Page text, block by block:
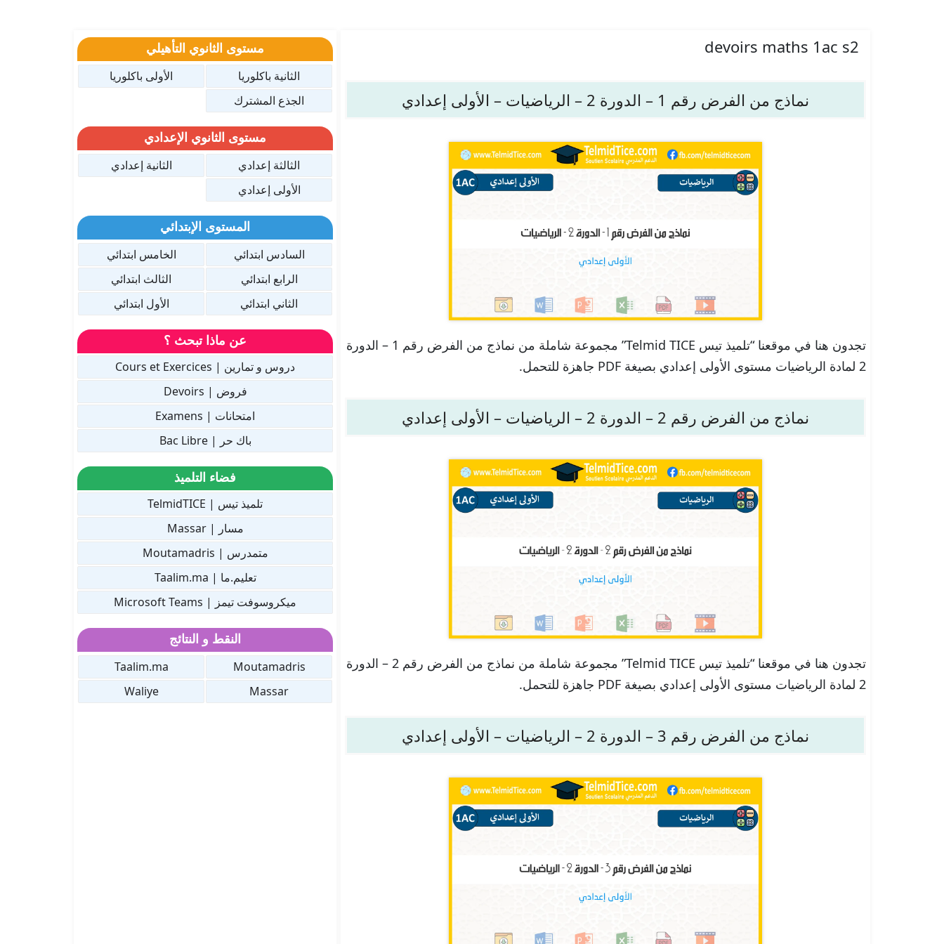
devoirs maths 1ac s2
نماذج من الفرض رقم 1 – الدورة 2 – الرياضيات – الأولى إعدادي
تجدون هنا في موقعنا “تلميذ تيس Telmid TICE” مجموعة شاملة من نماذج من الفرض رقم 1 – الدورة
2 لمادة الرياضيات مستوى الأولى إعدادي بصيغة PDF جاهزة للتحمل.
نماذج من الفرض رقم 2 – الدورة 2 – الرياضيات – الأولى إعدادي
تجدون هنا في موقعنا “تلميذ تيس Telmid TICE” مجموعة شاملة من نماذج من الفرض رقم 2 – الدورة
2 لمادة الرياضيات مستوى الأولى إعدادي بصيغة PDF جاهزة للتحمل.
نماذج من الفرض رقم 3 – الدورة 2 – الرياضيات – الأولى إعدادي
مستوى الثانوي التأهيلي
الثانية باكلوريا
الأولى باكلوريا
الجذع المشترك
مستوى الثانوي الإعدادي
الثالثة إعدادي
الثانية إعدادي
الأولى إعدادي
المستوى الإبتدائي
السادس ابتدائي
الخامس ابتدائي
الرابع ابتدائي
الثالث ابتدائي
الثاني ابتدائي
الأول ابتدائي
عن ماذا تبحث ؟
دروس و تمارين | Cours et Exercices
فروض | Devoirs
امتحانات | Examens
باك حر | Bac Libre
فضاء التلميذ
تلميذ تيس | TelmidTICE
مسار | Massar
متمدرس | Moutamadris
تعليم.ما | Taalim.ma
ميكروسوفت تيمز | Microsoft Teams
النقط و النتائج
Moutamadris
Taalim.ma
Massar
Waliye